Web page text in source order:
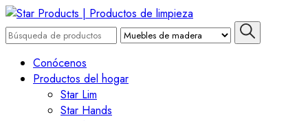
Saltar
al
contenido
(presiona
Intro)
Star Products | Productos
de limpieza
Buscar
por:
Conócenos
Productos del hogar
Star Lim
Star Hands